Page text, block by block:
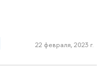
22 февраля, 2023 г.